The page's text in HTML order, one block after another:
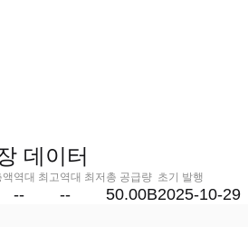
데이터
역대 최고
--
역대 최저
--
총 공급량
50.00B
초기 발행
2025-10-29